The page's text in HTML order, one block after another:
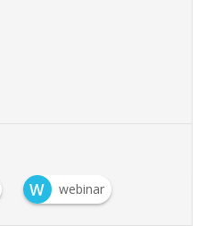
W webinar